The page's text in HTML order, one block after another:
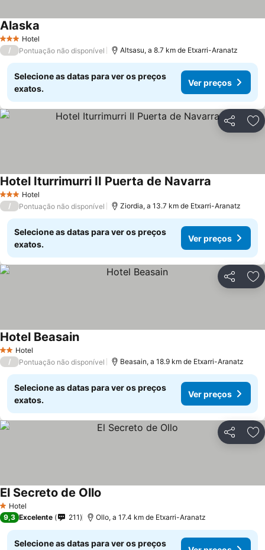
3 EstrelasHotel
Alaska
/ Pontuação não disponível Altsasu, a 8.7 km de Etxarri-Aranatz
Selecione as datas para ver os preços
exatos.
Ver preços
Partilhar
3 EstrelasHotel
Hotel Iturrimurri II Puerta de Navarra
/ Pontuação não disponível Ziordia, a 13.7 km de Etxarri-Aranatz
Selecione as datas para ver os preços
exatos.
Ver preços
Partilhar
2 Estrelas
Hotel
Hotel Beasain
/ Pontuação não disponível Beasain, a 18.9 km de Etxarri-Aranatz
Selecione as datas para ver os preços
exatos.
Ver preços
Partilhar
1 Estrelas
Hotel
El Secreto de Ollo
9,3 Excelente 211 Ollo, a 17.4 km de Etxarri-Aranatz
Selecione as datas para ver os preços